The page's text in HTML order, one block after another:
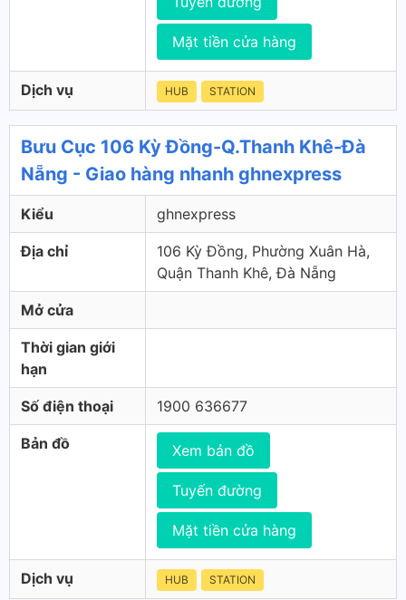
Mặt tiền cửa hàng
Dịch vụ HUB STATION
Bưu Cục 106 Kỳ Đồng-Q.Thanh Khê-Đà
Nẵng - Giao hàng nhanh ghnexpress
Kiểu ghnexpress
Địa chỉ
106 Kỳ Đồng, Phường Xuân Hà,
Quận Thanh Khê, Đà Nẵng
Mở cửa
Thời gian giới
hạn
Số điện thoại 1900 636677
Bản đồ Xem bản đồ
Tuyến đường
Mặt tiền cửa hàng
Dịch vụ HUB STATION